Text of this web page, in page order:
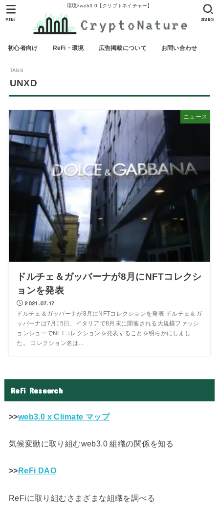
環境×web3.0【クリプトネイチャー】
初心者向け ReFi・環境 広告掲載について お問い合わせ
SEARCH
MENU
UNXD
ニュース
ドルチェ＆ガッバーナが8月にNFTコレクシ
ョンを発表
2021.07.17
ドルチェ＆ガッバーナが8月にNFTコレクションを発表 ドルチェ＆ガ
ッバーナは7月15日、イタリアで8月末に開催される大規模ファッシ
ョンショーでNFTコレクションを発表することを明らかにしまし
た。 コレクション名は...
ReFi Research
>>web3.0 x Climate マップ
気候変動に取り組むweb3.0 組織の関係を知る
>> ReFi DAO
ReFiに取り組むさまざまな組織を調べる